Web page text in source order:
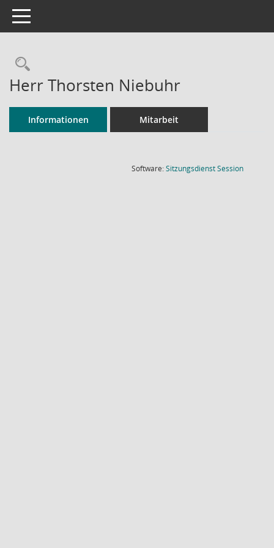
Toggle navigation
Rechercheauswahl
Herr Thorsten Niebuhr
Informationen Mitarbeit
Software:SitzungsdienstSession(Wird in